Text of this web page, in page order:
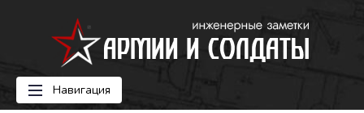
Навигация